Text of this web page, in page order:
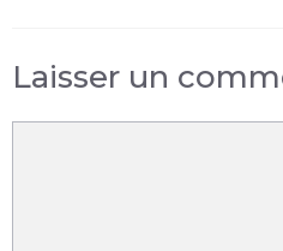
Laisser un